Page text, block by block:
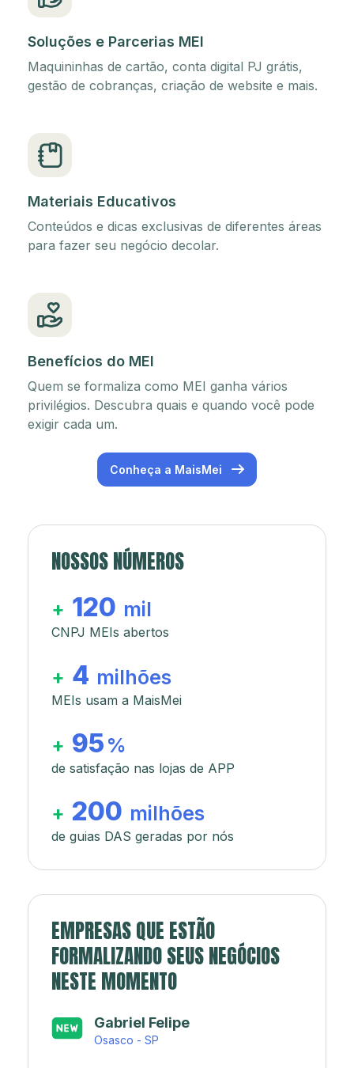
Soluções e Parcerias MEI
Maquininhas de cartão, conta digital PJ grátis,
gestão de cobranças, criação de website e mais.
Materiais Educativos
Conteúdos e dicas exclusivas de diferentes áreas
para fazer seu negócio decolar.
Benefícios do MEI
Quem se formaliza como MEI ganha vários
privilégios. Descubra quais e quando você pode
exigir cada um.
Conheça a MaisMei
NOSSOS NÚMEROS
+ 120 mil
CNPJ MEIs abertos
+ 4 milhões
MEIs usam a MaisMei
+ 95 %
de satisfação nas lojas de APP
+ 200 milhões
de guias DAS geradas por nós
EMPRESAS QUE ESTÃO
FORMALIZANDO SEUS NEGÓCIOS
NESTE MOMENTO
Japa’s açaí e sorveteria
Rio de Janeiro - RJ